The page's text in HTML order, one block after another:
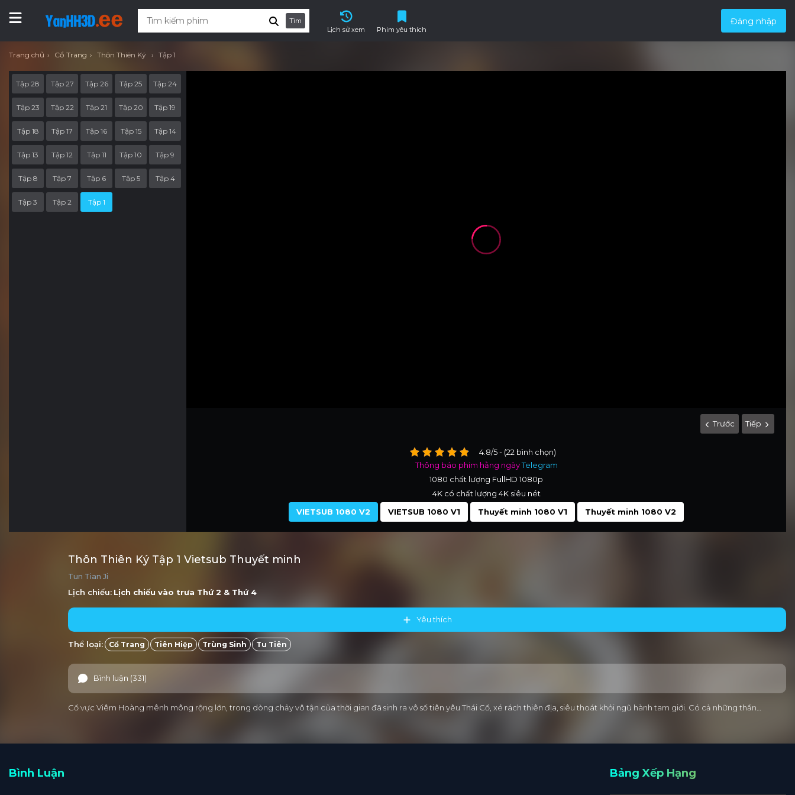
Tìm
Lịch sử xem
Phim yêu thích
Đăng nhập
Trang chủ Cổ Trang Thôn Thiên Ký Tập 1
Trước Tiếp
4.8/5 - (22 bình chọn)
Thông báo phim hằng ngàyTelegram
1080 chất lượng FullHD 1080p
4K có chất lượng 4K siêu nét
VIETSUB 1080 V2
VIETSUB 1080 V1 Thuyết minh 1080 V1 Thuyết minh 1080 V2
Tập 28 Tập 27 Tập 26 Tập 25 Tập 24
Tập 23 Tập 22 Tập 21 Tập 20 Tập 19
Tập 18 Tập 17 Tập 16 Tập 15 Tập 14
Tập 13 Tập 12 Tập 11 Tập 10 Tập 9
Tập 8 Tập 7 Tập 6 Tập 5 Tập 4
Tập 3 Tập 2 Tập 1
Thôn Thiên Ký Tập 1 Vietsub Thuyết minh
Tun Tian Ji
Lịch chiếu: Lịch chiếu vào trưa Thứ 2 & Thứ 4
Yêu thích
Thể loại: Cổ Trang Tiên Hiệp Trùng Sinh Tu Tiên
Bình luận (331)
Cổ vực Viêm Hoàng mênh mông rộng lớn, trong dòng chảy vô tận của thời gian đã sinh ra vô số tiên yêu Thái Cổ, xé rách thiên địa, siêu thoát khỏi ngũ hành tam giới. Có cả những thần…
Bình Luận Bảng Xếp Hạng